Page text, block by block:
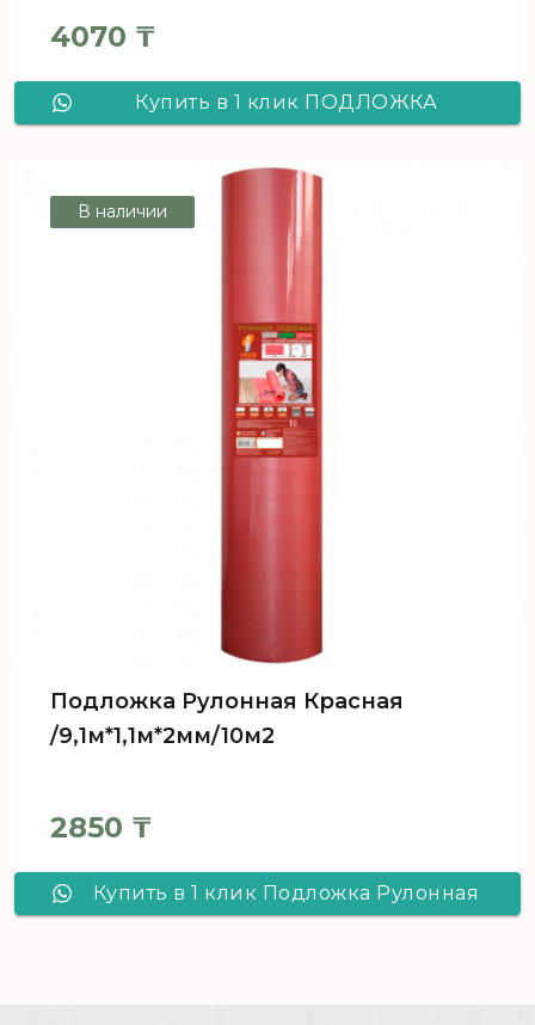
4070 ₸
Купить в 1 клик ПОДЛОЖКА
полов, перфорированная / 10м2
В наличии
Подложка Рулонная Красная
/9,1м*1,1м*2мм/10м2
2850 ₸
Купить в 1 клик Подложка Рулонная